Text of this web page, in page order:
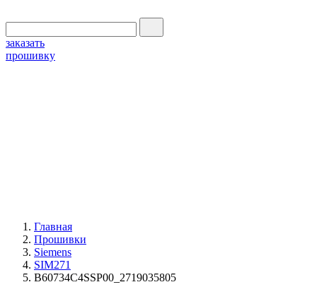
заказать
прошивку
Главная
Прошивки
Siemens
SIM271
B60734C4SSP00_2719035805